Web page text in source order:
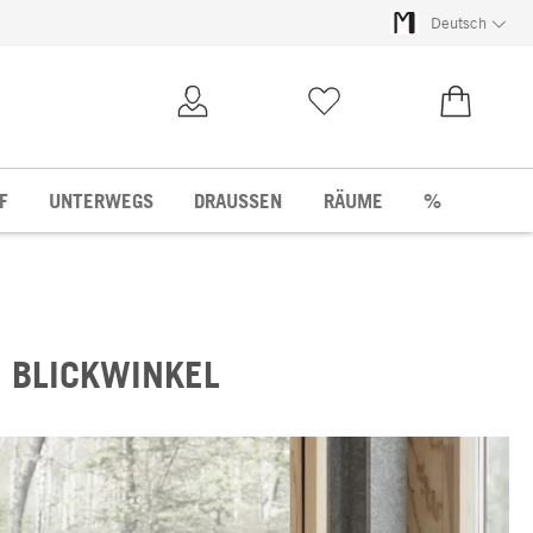
Deutsch
UNTERWEGS DRAUSSEN RÄUME %